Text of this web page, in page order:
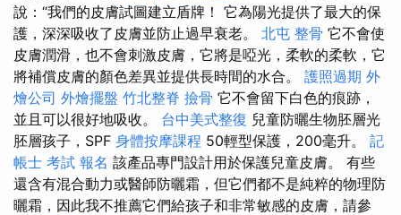
說：“我們的皮膚試圖建立盾牌！ 它為陽光提供了最大的保
護，深深吸收了皮膚並防止過早衰老。 北屯 整骨 它不會使
皮膚潤滑，也不會刺激皮膚，它將是啞光，柔軟的柔軟，它
將補​​償皮膚的顏色差異並提供長時間的水合。 護照過期 外
燴公司 外燴擺盤 竹北整脊 撿骨 它不會留下白色的痕跡，
並且可以很好地吸收。 台中美式整復 兒童防曬生物胚層光
胚層孩子，SPF 身體按摩課程 50輕型保護，200毫升。 記
帳士 考試 報名 該產品專門設計用於保護兒童皮膚。 有些
還含有混合動力或醫師防曬霜，但它們都不是純粹的物理防
曬霜，因此我不推薦它們給孩子和非常敏感的皮膚，請參